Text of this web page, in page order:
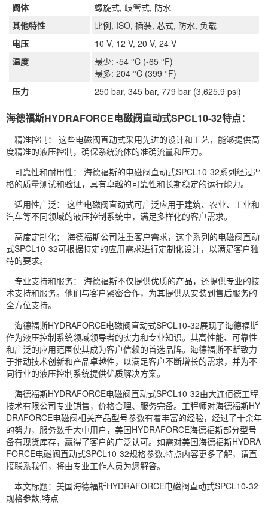
阀体
螺旋式, 歧管式, 防水
其他特性
比例, ISO, 插装, 芯式, 防水, 负载
电压
10 V, 12 V, 20 V, 24 V
温度
最少: -54 °C (-65 °F)
最多: 204 °C (399 °F)
压力
250 bar, 345 bar, 779 bar (3,625.9 psi)
海德福斯HYDRAFORCE电磁阀直动式SPCL10-32特点：
精准控制： 这些电磁阀直动式采用先进的设计和工艺，能够提供高
度精准的液压控制，确保系统流体的准确流量和压力。
可靠性和耐用性： 海德福斯的电磁阀直动式SPCL10-32系列经过严
格的质量测试和验证，具有卓越的可靠性和长期稳定的运行能力。
适用性广泛： 这些电磁阀直动式可广泛应用于建筑、农业、工业和
汽车等不同领域的液压控制系统中，满足多样化的客户需求。
高度定制化： 海德福斯公司注重客户需求，这个系列的电磁阀直动
式SPCL10-32可根据特定的应用需求进行定制化设计，以满足客户独
特的要求。
专业支持和服务： 海德福斯不仅提供优质的产品，还提供专业的技
术支持和服务。他们与客户紧密合作，为其提供从安装到售后服务的
全方位支持。
海德福斯HYDRAFORCE电磁阀直动式SPCL10-32展现了海德福斯
作为液压控制系统领域领导者的实力和专业知识。其高性能、可靠性
和广泛的应用范围使其成为客户信赖的首选品牌。海德福斯不断致力
于推动技术创新和产品卓越性，以满足客户不断增长的需求，并为不
同行业的液压控制系统提供优质解决方案。
海德福斯HYDRAFORCE电磁阀直动式SPCL10-32由大连佰德工程
技术有限公司专业销售，价格合理、服务完备。工程师对海德福斯HY
DRAFORCE电磁阀相关产品型号参数有着丰富的经验，经过了十余年
的努力，服务数千大中用户，美国HYDRAFORCE海德福斯部分型号
备有现货库存，赢得了客户的广泛认可。如需对美国海德福斯HYDRA
FORCE电磁阀直动式SPCL10-32规格参数,特点内容更多了解，请直
接联系我们，将由专业工作人员为您解答。
本文标题：美国海德福斯HYDRAFORCE电磁阀直动式SPCL10-32
规格参数,特点